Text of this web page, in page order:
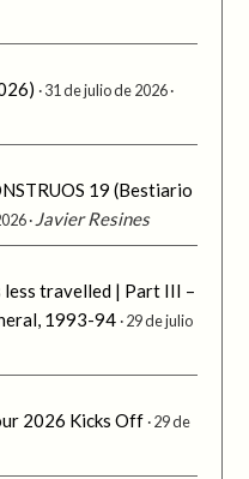
31 de julio de 2026
19 (Bestiario
Javier Resines
less travelled | Part III –
1993-94 29 de julio
2026 Kicks Off 29 de